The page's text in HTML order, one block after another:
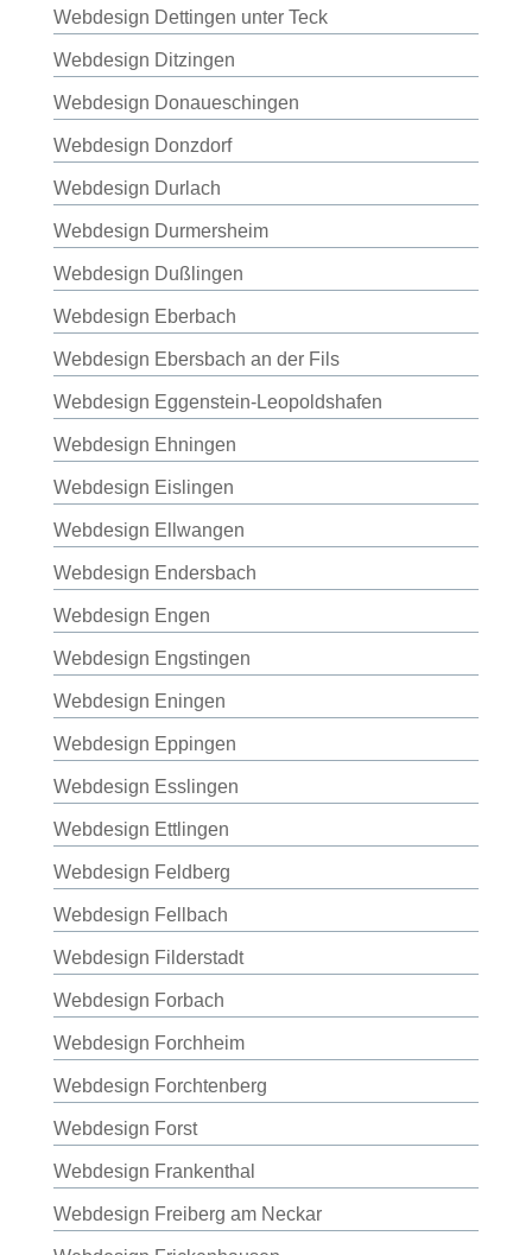
Webdesign Dettingen unter Teck
Webdesign Ditzingen
Webdesign Donaueschingen
Webdesign Donzdorf
Webdesign Durlach
Webdesign Durmersheim
Webdesign Dußlingen
Webdesign Eberbach
Webdesign Ebersbach an der Fils
Webdesign Eggenstein-Leopoldshafen
Webdesign Ehningen
Webdesign Eislingen
Webdesign Ellwangen
Webdesign Endersbach
Webdesign Engen
Webdesign Engstingen
Webdesign Eningen
Webdesign Eppingen
Webdesign Esslingen
Webdesign Ettlingen
Webdesign Feldberg
Webdesign Fellbach
Webdesign Filderstadt
Webdesign Forbach
Webdesign Forchheim
Webdesign Forchtenberg
Webdesign Forst
Webdesign Frankenthal
Webdesign Freiberg am Neckar